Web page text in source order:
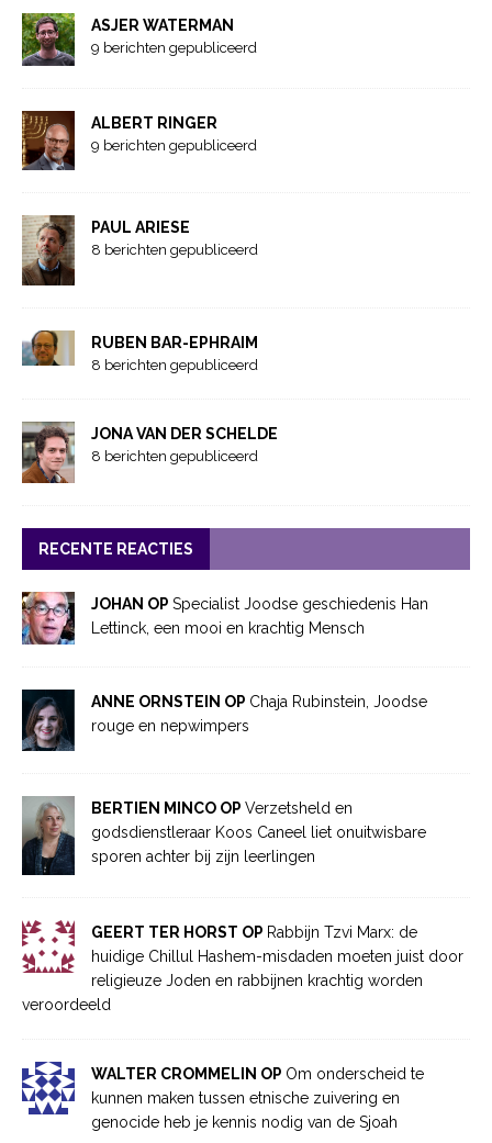
ASJER WATERMAN
9 berichten gepubliceerd
ALBERT RINGER
9 berichten gepubliceerd
PAUL ARIESE
8 berichten gepubliceerd
RUBEN BAR-EPHRAIM
8 berichten gepubliceerd
JONA VAN DER SCHELDE
8 berichten gepubliceerd
RECENTE REACTIES
JOHAN OP Specialist Joodse geschiedenis Han
Lettinck, een mooi en krachtig Mensch
ANNE ORNSTEIN OP Chaja Rubinstein, Joodse
rouge en nepwimpers
BERTIEN MINCO OP Verzetsheld en
godsdienstleraar Koos Caneel liet onuitwisbare
sporen achter bij zijn leerlingen
GEERT TER HORST OP Rabbijn Tzvi Marx: de
huidige Chillul Hashem-misdaden moeten juist door
religieuze Joden en rabbijnen krachtig worden
veroordeeld
WALTER CROMMELIN OP Om onderscheid te
kunnen maken tussen etnische zuivering en
genocide heb je kennis nodig van de Sjoah